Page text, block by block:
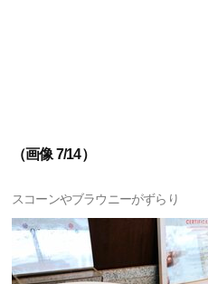
（画像 7/14）
スコーンやブラウニーがずらり